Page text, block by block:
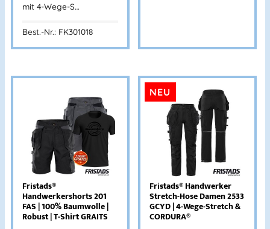
mit 4-Wege-S…
Best.-Nr.: FK301018
Fristads®
Handwerkershorts 201
FAS | 100% Baumwolle |
Robust | T-Shirt GRAITS
NEU
Fristads® Handwerker
Stretch-Hose Damen 2533
GCYD | 4-Wege-Stretch &
CORDURA®